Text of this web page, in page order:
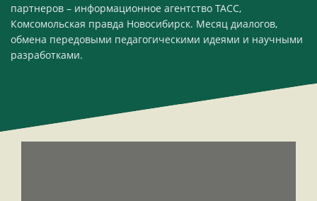
партнеров – информационное агентство ТАСС,
Комсомольская правда Новосибирск. Месяц диалогов,
обмена передовыми педагогическими идеями и научными
разработками.